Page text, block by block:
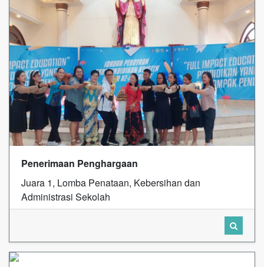
Penerimaan Penghargaan
Juara 1, Lomba Penataan, Kebersihan dan
Administrasi Sekolah